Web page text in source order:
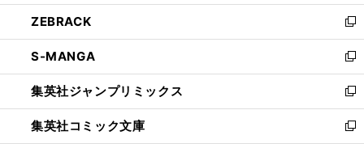
開
く
ウ
で
開
く
ン
ド
ウ
で
開
く
ウ
ィ
ン
ド
ウ
で
開
く
し
い
ウ
ィ
ン
ド
ウ
で
ZEBRACK
新
し
い
ウ
ィ
ン
ド
S-MANGA
新
し
い
ウ
ィ
集英社ジャンプリミックス
新
し
い
集英社コミック文庫
新